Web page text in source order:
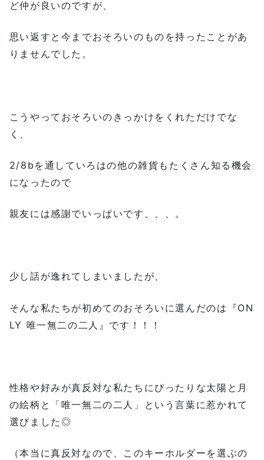
ど仲が良いのですが、
思い返すと今までおそろいのものを持ったことがあ
りませんでした。
こうやっておそろいのきっかけをくれただけでな
く、
2/8bを通していろはの他の雑貨もたくさん知る機会
になったので
親友には感謝でいっぱいです、、、。
少し話が逸れてしまいましたが、
そんな私たちが初めてのおそろいに選んだのは『ON
LY 唯一無二の二人』です！！！
性格や好みが真反対な私たちにぴったりな太陽と月
の絵柄と「唯一無二の二人」という言葉に惹かれて
選びました◎
（本当に真反対なので、このキーホルダーを選ぶの